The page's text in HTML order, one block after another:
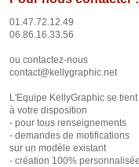
01.47.72.12.49
06.86.16.33.56
ou contactez-nous
contact@kellygraphic.net
L'Equipe KellyGraphic se tient
à votre disposition
- pour tous renseignements
- demandes de motifications
sur un modèle existant
- création 100% personnalisée